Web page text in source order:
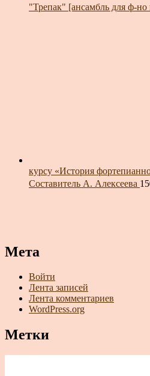
"Трепак" [ансамбль для ф-но
курсу «История
Составитель А. Алексеева
Мета
Войти
Лента записей
Лента комментариев
WordPress.org
Метки